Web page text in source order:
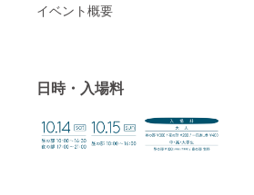
イベント概要
日時・入場料